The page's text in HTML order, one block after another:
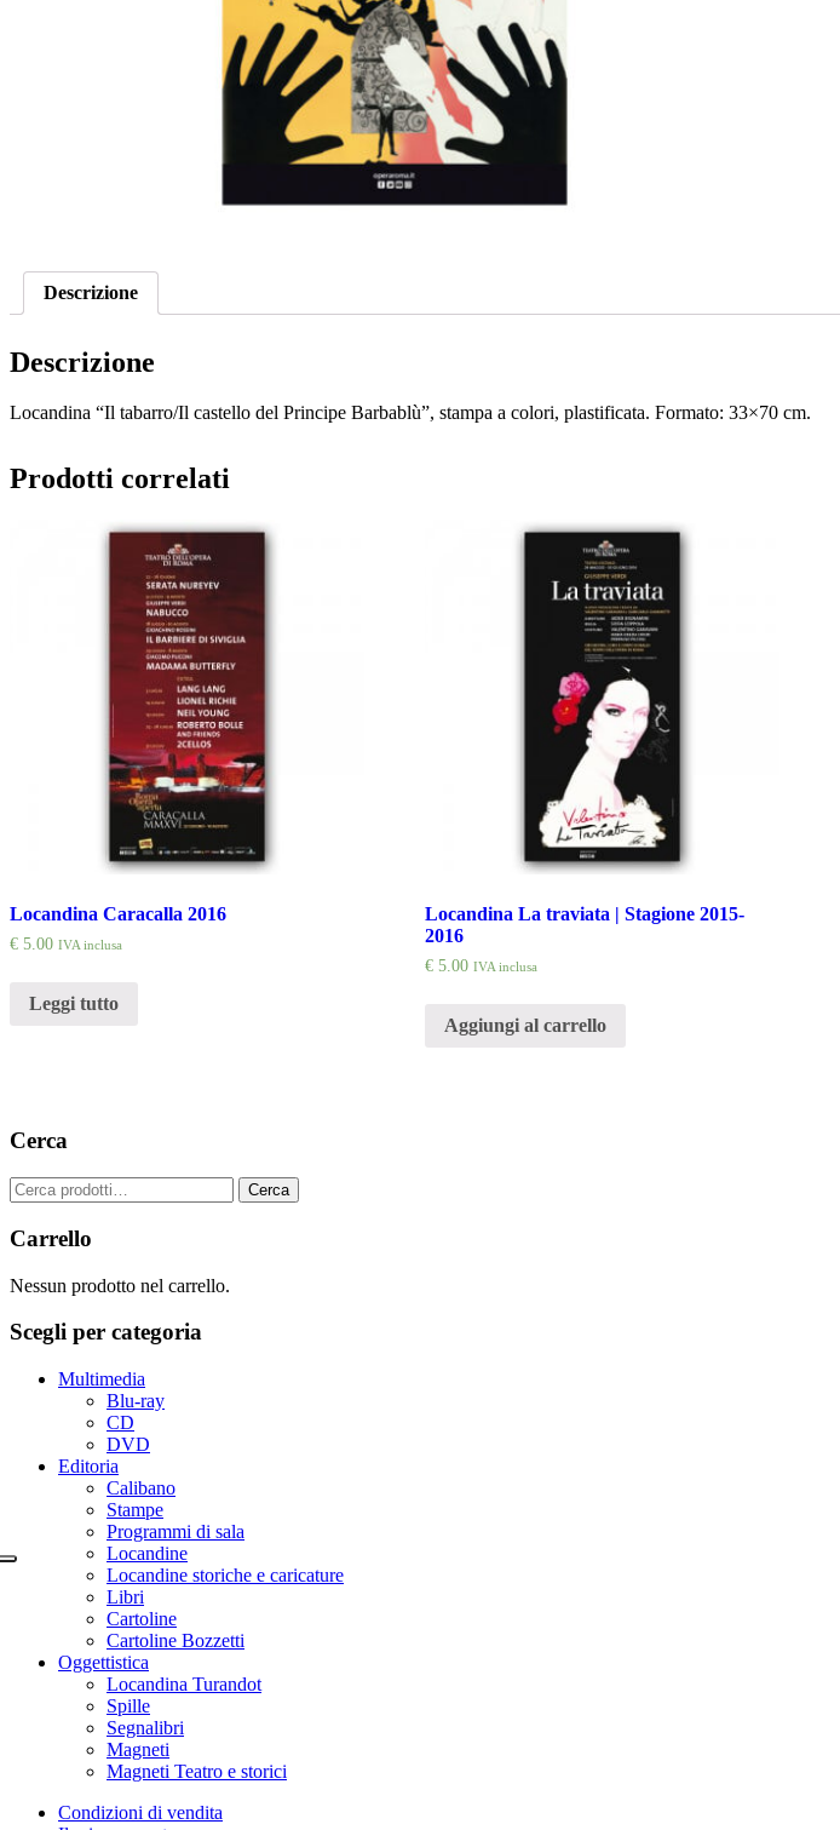
Descrizione
Descrizione
Locandina “Il tabarro/Il castello del Principe Barbablù”, stampa a colori, plastificata. Formato: 33×70 cm.
Prodotti correlati
Locandina Caracalla 2016
€ 5.00 IVA inclusa
Leggi tutto
Locandina La traviata | Stagione 2015-
2016
€ 5.00 IVA inclusa
Aggiungi al carrello
Cerca
Cerca: Cerca
Carrello
Nessun prodotto nel carrello.
Scegli per categoria
Multimedia
Blu-ray
CD
DVD
Editoria
Calibano
Stampe
Programmi di sala
Locandine
Locandine storiche e caricature
Libri
Cartoline
Cartoline Bozzetti
Oggettistica
Locandina Turandot
Spille
Segnalibri
Magneti
Magneti Teatro e storici
Condizioni di vendita